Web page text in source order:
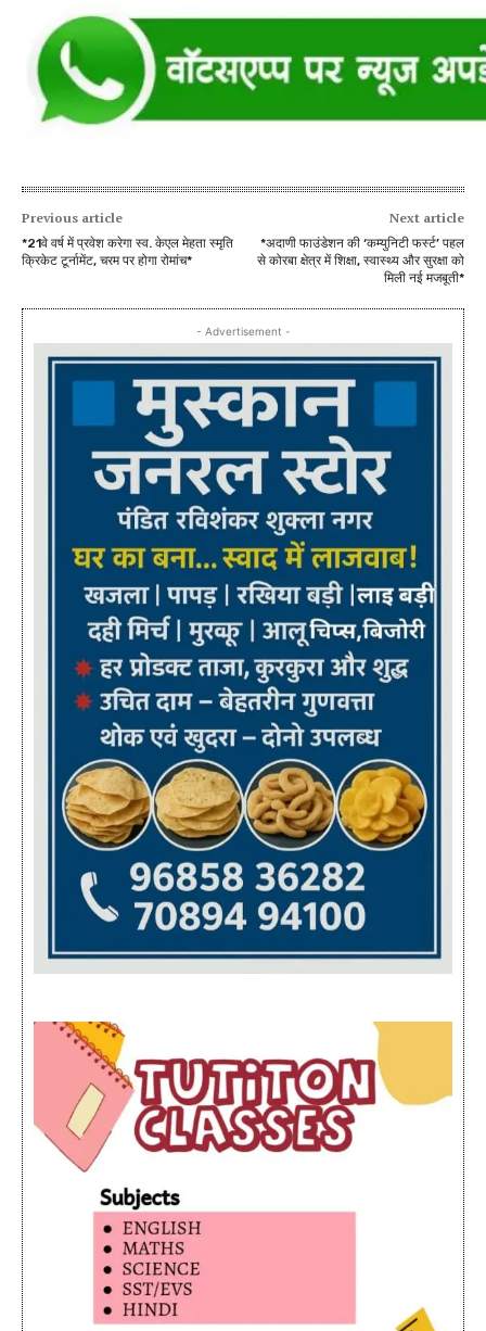
Previous article
*21वे वर्ष में प्रवेश करेगा स्व. केएल मेहता स्मृति
क्रिकेट टूर्नामेंट, चरम पर होगा रोमांच*
Next article
*अदाणी फाउंडेशन की ‘कम्युनिटी फर्स्ट’ पहल
से कोरबा क्षेत्र में शिक्षा, स्वास्थ्य और सुरक्षा को
मिली नई मजबूती*
- Advertisement -